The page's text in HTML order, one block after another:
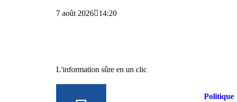
7 août 2026 14:20
L'information sûre en un clic
Politique